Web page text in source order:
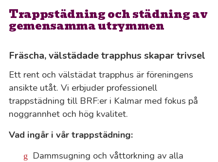
Trappstädning och städning av
gemensamma utrymmen
Fräscha, välstädade trapphus skapar trivsel
Ett rent och välstädat trapphus är föreningens
ansikte utåt. Vi erbjuder professionell
trappstädning till BRF:er i Kalmar med fokus på
noggrannhet och hög kvalitet.
Vad ingår i vår trappstädning:
Dammsugning och våttorkning av alla